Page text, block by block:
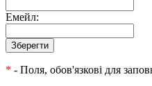
Емейл:
* - Поля, обов'язкові для